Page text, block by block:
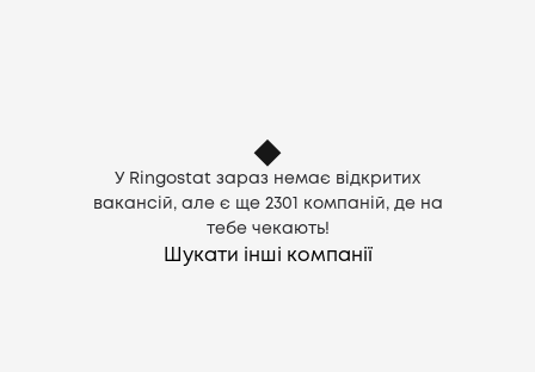
У Ringostat зараз немає відкритих
вакансій, але є ще 2301
компаній, де на
тебе чекають!
Шукати інші компанії